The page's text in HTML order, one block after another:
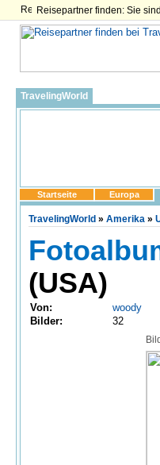
Reisepartner finden: Sie
TravelingWorld
Startseite Europa
TravelingWorld » Amerika »
(USA)
Von:
woody
Bilder:
32